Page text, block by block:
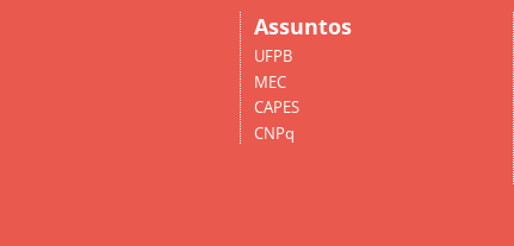
Assuntos
UFPB
MEC
CAPES
CNPq